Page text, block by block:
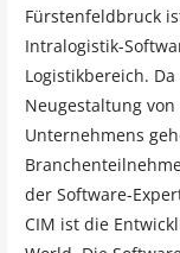
Fürstenfeldbruck
Intralogistik-
Logistikbereich.
Neugestaltung
Unternehmens
der Software-
CIM ist die